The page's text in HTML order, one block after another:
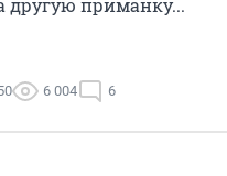
приманку...
6 004 6